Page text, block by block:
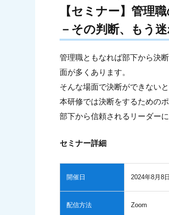
【セミナー】管理
－その判断、もう
管理職ともなれば部下から決
面が多くあります。
そんな場面で決断ができない
本研修では決断をするための
部下から信頼されるリーダー
セミナー詳細
開催日 2024年8月8
配信方法 Zoom